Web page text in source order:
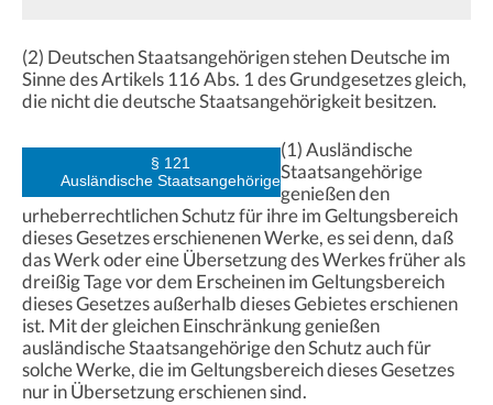
(2) Deutschen Staatsangehörigen stehen Deutsche im
Sinne des Artikels 116 Abs. 1 des Grundgesetzes gleich,
die nicht die deutsche Staatsangehörigkeit besitzen.
§ 121
Ausländische Staatsangehörige
(1) Ausländische
Staatsangehörige
genießen den
urheberrechtlichen Schutz für ihre im Geltungsbereich
dieses Gesetzes erschienenen Werke, es sei denn, daß
das Werk oder eine Übersetzung des Werkes früher als
dreißig Tage vor dem Erscheinen im Geltungsbereich
dieses Gesetzes außerhalb dieses Gebietes erschienen
ist. Mit der gleichen Einschränkung genießen
ausländische Staatsangehörige den Schutz auch für
solche Werke, die im Geltungsbereich dieses Gesetzes
nur in Übersetzung erschienen sind.